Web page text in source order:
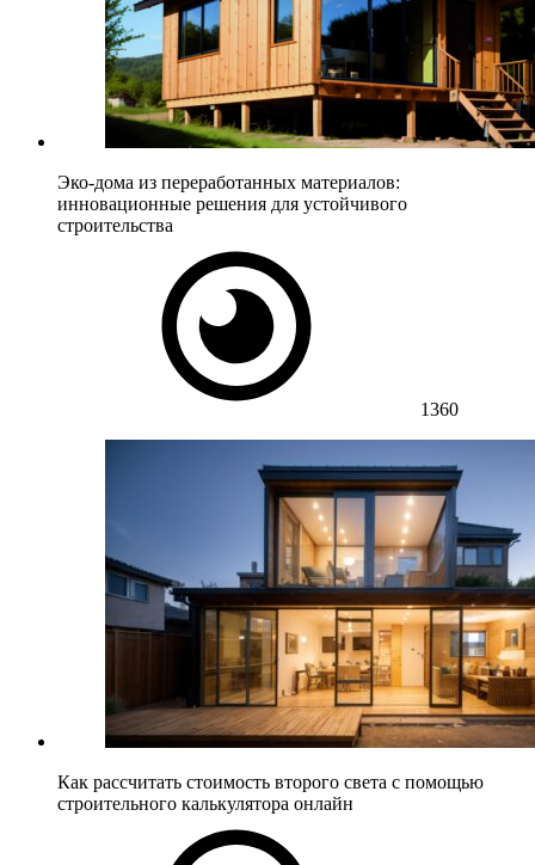
Эко-дома из переработанных материалов:
инновационные решения для устойчивого
строительства
1360
Как рассчитать стоимость второго света с помощью
строительного калькулятора онлайн